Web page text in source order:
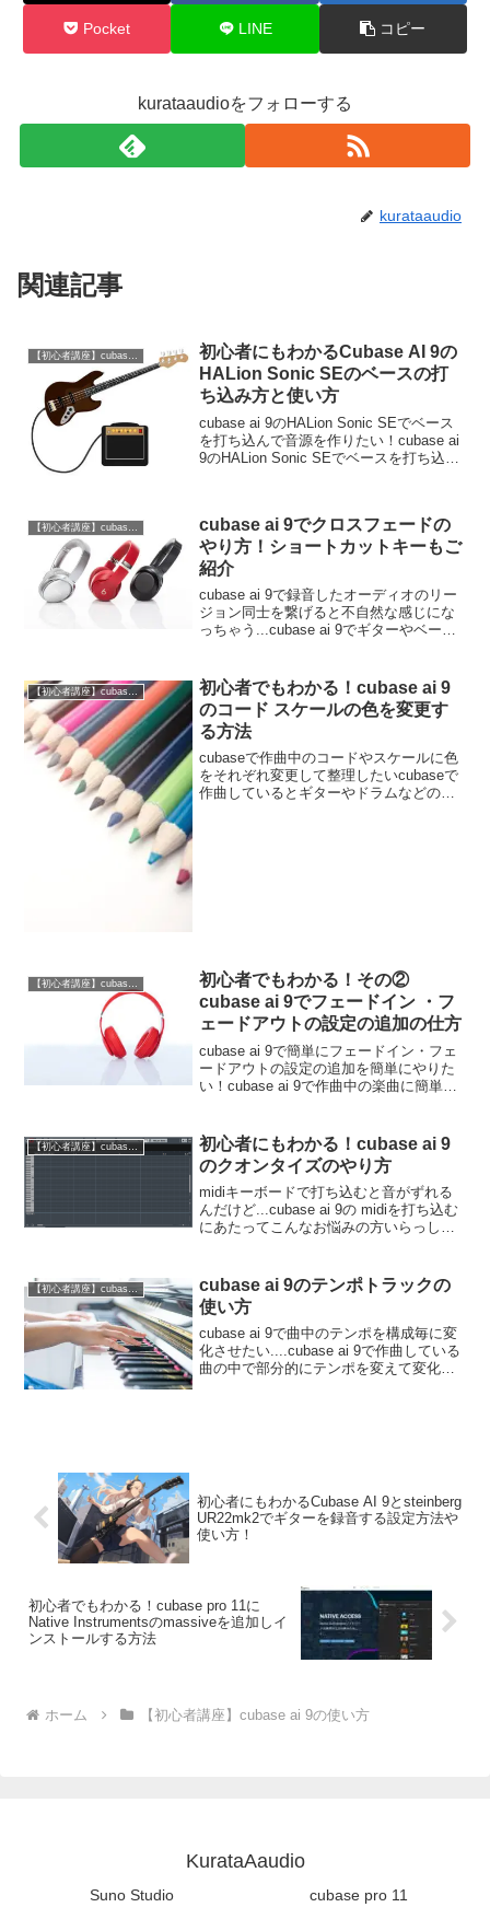
Pocket LINE コピー
kurataaudioをフォローする
kurataaudio
関連記事
【初心者講座】cubase ai 9の使い方
初心者にもわかるCubase AI 9の
HALion Sonic SEのベースの打
ち込み方と使い方
cubase ai 9のHALion Sonic SEでベース
を打ち込んで音源を作りたい！cubase ai
9のHALion Sonic SEでベースを打ち込み
【初心者講座】cubase ai 9の使い方
cubase ai 9でクロスフェードの
やり方！ショートカットキーもご
紹介
cubase ai 9で録音したオーディオのリー
ジョン同士を繋げると不自然な感じにな
っちゃう...cubase ai 9でギターやベース
自然な感じになってしまう...こ...
初心者でもわかる！cubase ai 9
のコード スケールの色を変更す
る方法
cubaseで作曲中のコードやスケールに色
をそれぞれ変更して整理したいcubaseで
作曲しているとギターやドラムなどの楽
初心者でもわかる！その②
cubase ai 9でフェードイン ・フ
ェードアウトの設定の追加の仕方
cubase ai 9で簡単にフェードイン・フェ
ードアウトの設定の追加を簡単にやりた
い！cubase ai 9で作曲中の楽曲に簡単に
はありませんか?このブログではそんな...
【初心者講座】cubase ai 9の使い方
初心者にもわかる！cubase ai 9
のクオンタイズのやり方
midiキーボードで打ち込むと音がずれる
んだけど...cubase ai 9の midiを打ち込む
にあたってこんなお悩みの方いらっしゃ
ルタイム入力がどうしても...
【初心者講座】cubase ai 9の使い方
cubase ai 9のテンポトラックの
使い方
cubase ai 9で曲中のテンポを構成毎に変
化させたい....cubase ai 9で作曲している
曲の中で部分的にテンポを変えて変化を
初心者にもわかるCubase AI 9とsteinberg
UR22mk2でギターを録音する設定方法や
使い方！
初心者でもわかる！cubase pro 11に
Native Instrumentsのmassiveを追加しイ
ンストールする方法
ホーム 【初心者講座】cubase ai 9の使い方
KurataAaudio
Suno Studio
cubase pro 11